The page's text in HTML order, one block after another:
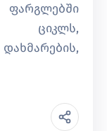
ციკლს,